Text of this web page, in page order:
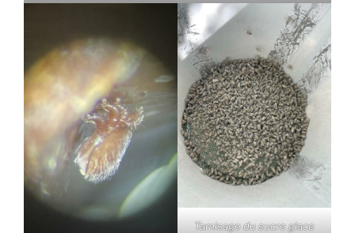
Tamisage du sucre glace